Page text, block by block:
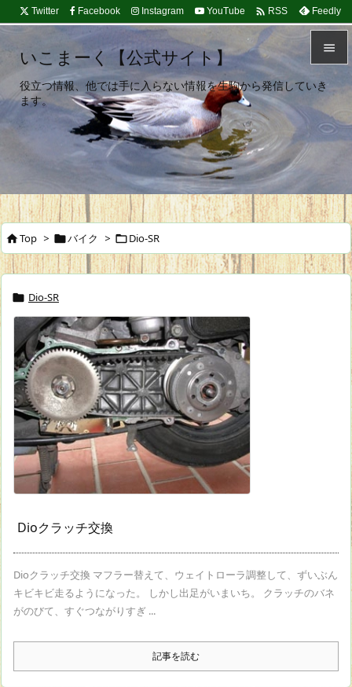


メニュ

サイド

次へ
検索
Twitter Facebook Instagram YouTube  RSS Feedly
いこまーく【公式サイト】
役立つ情報、他では手に入らない情報を生駒から発信していき
ます。
Top > バイク > Dio-SR
 Dio-SR
Dioクラッチ交換
Dioクラッチ交換 マフラー替えて、ウェイトローラ調整して、ずいぶん
キビキビ走るようになった。 しかし出足がいまいち。 クラッチのバネ
がのびて、すぐつながりすぎ ...
記事を読む